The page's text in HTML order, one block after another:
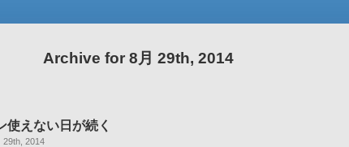
Archive for 8月 29th, 2014
使えない日が続く
29th, 2014